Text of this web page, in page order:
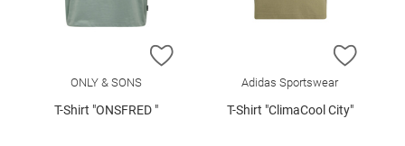
ZUR WUNSCHLISTE HINZUFÜGEN
ONLY & SONS
T-Shirt "ONSFRED "
ZUR
Adidas Sportswear
T-Shirt "ClimaCool City"